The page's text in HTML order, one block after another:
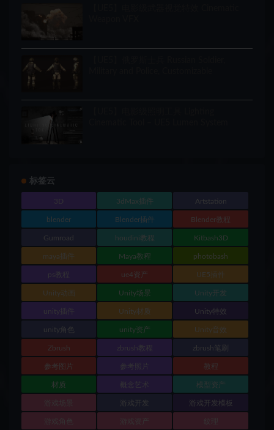
标签云
3D 3dMax插件 Artstation
blender Blender插件 Blender教程
Gumroad houdini教程 Kitbash3D
maya插件 Maya教程 photobash
ps教程 ue4资产 UE5插件
Unity动画 Unity场景 Unity开发
unity插件 Unity材质 Unity特效
unity角色 unity资产 Unity音效
Zbrush zbrush教程 zbrush笔刷
参考图片 参考照片 教程
材质 概念艺术 模型资产
游戏场景 游戏开发 游戏开发模板
游戏角色 游戏资产 纹理